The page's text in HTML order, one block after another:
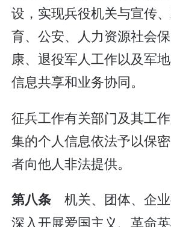
设，实现兵役机关与宣传
育、公安、人力资源社会
康、退役军人工作以及军
信息共享和业务协同。
征兵工作有关部门及其工
集的个人信息依法予以保
者向他人非法提供。
第八条 机关、团体、企
深入开展爱国主义、革命